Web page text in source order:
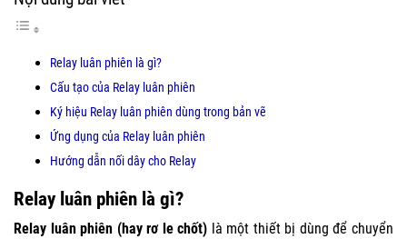
Relay luân phiên là gì?
Cấu tạo của Relay luân phiên
Ký hiệu Relay luân phiên dùng trong bản vẽ
Ứng dụng của Relay luân phiên
Hướng dẫn nối dây cho Relay
Relay luân phiên là gì?
Relay luân phiên (hay rơ le chốt) là một thiết bị dùng để chuyển